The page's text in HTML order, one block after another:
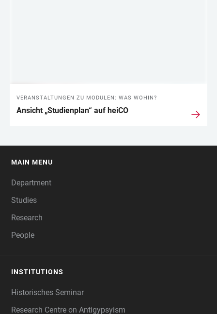
VERANSTALTUNGEN ZU MODULEN: WAS WOHIN?
Ansicht „Studienplan“ auf heiCO
MAIN MENU
Department
Studies
Research
People
INSTITUTIONS
Historisches Seminar
Research Centre on Antigypsyism